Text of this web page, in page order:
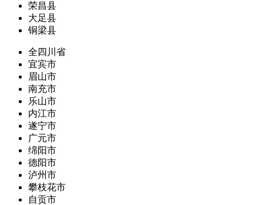
荣昌县
大足县
铜梁县
全四川省
宜宾市
眉山市
南充市
乐山市
内江市
遂宁市
广元市
绵阳市
德阳市
泸州市
攀枝花市
自贡市